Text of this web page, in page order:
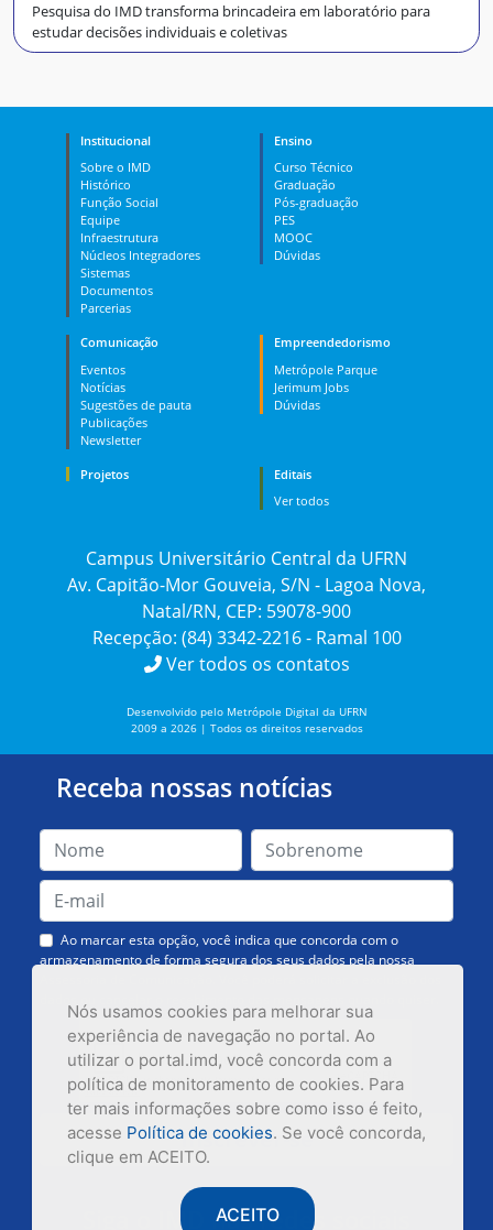
Nós usamos cookies para melhorar sua
experiência de navegação no portal. Ao
utilizar o portal.imd, você concorda com a
política de monitoramento de cookies. Para
ter mais informações sobre como isso é feito,
acesse Política de cookies. Se você concorda,
clique em ACEITO.
ACEITO
Pesquisa do IMD transforma brincadeira em laboratório para
estudar decisões individuais e coletivas
Institucional
Sobre o IMD
Histórico
Função Social
Equipe
Infraestrutura
Núcleos Integradores
Sistemas
Documentos
Parcerias
Ensino
Curso Técnico
Graduação
Pós-graduação
PES
MOOC
Dúvidas
Comunicação
Eventos
Notícias
Sugestões de pauta
Publicações
Newsletter
Empreendedorismo
Metrópole Parque
Jerimum Jobs
Dúvidas
Projetos
Editais
Ver todos
Campus Universitário Central da UFRN
Av. Capitão-Mor Gouveia, S/N - Lagoa Nova,
Natal/RN, CEP: 59078-900
Recepção: (84) 3342-2216 - Ramal 100
Ver todos os contatos
Desenvolvido pelo Metrópole Digital da UFRN
2009 a 2026 | Todos os direitos reservados
Receba nossas notícias
Ao marcar esta opção, você indica que concorda com o
armazenamento de forma segura dos seus dados pela nossa
Inscrever-se
Siga o IMD nas redes sociais